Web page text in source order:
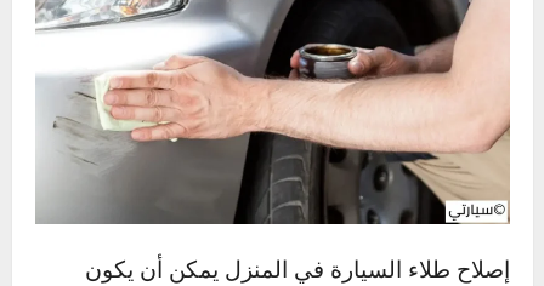
خطوات اصلاح طلاء السيارة في
المنزل